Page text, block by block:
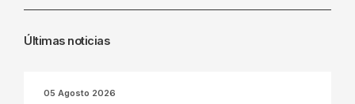
Últimas noticias
05 Agosto 2026